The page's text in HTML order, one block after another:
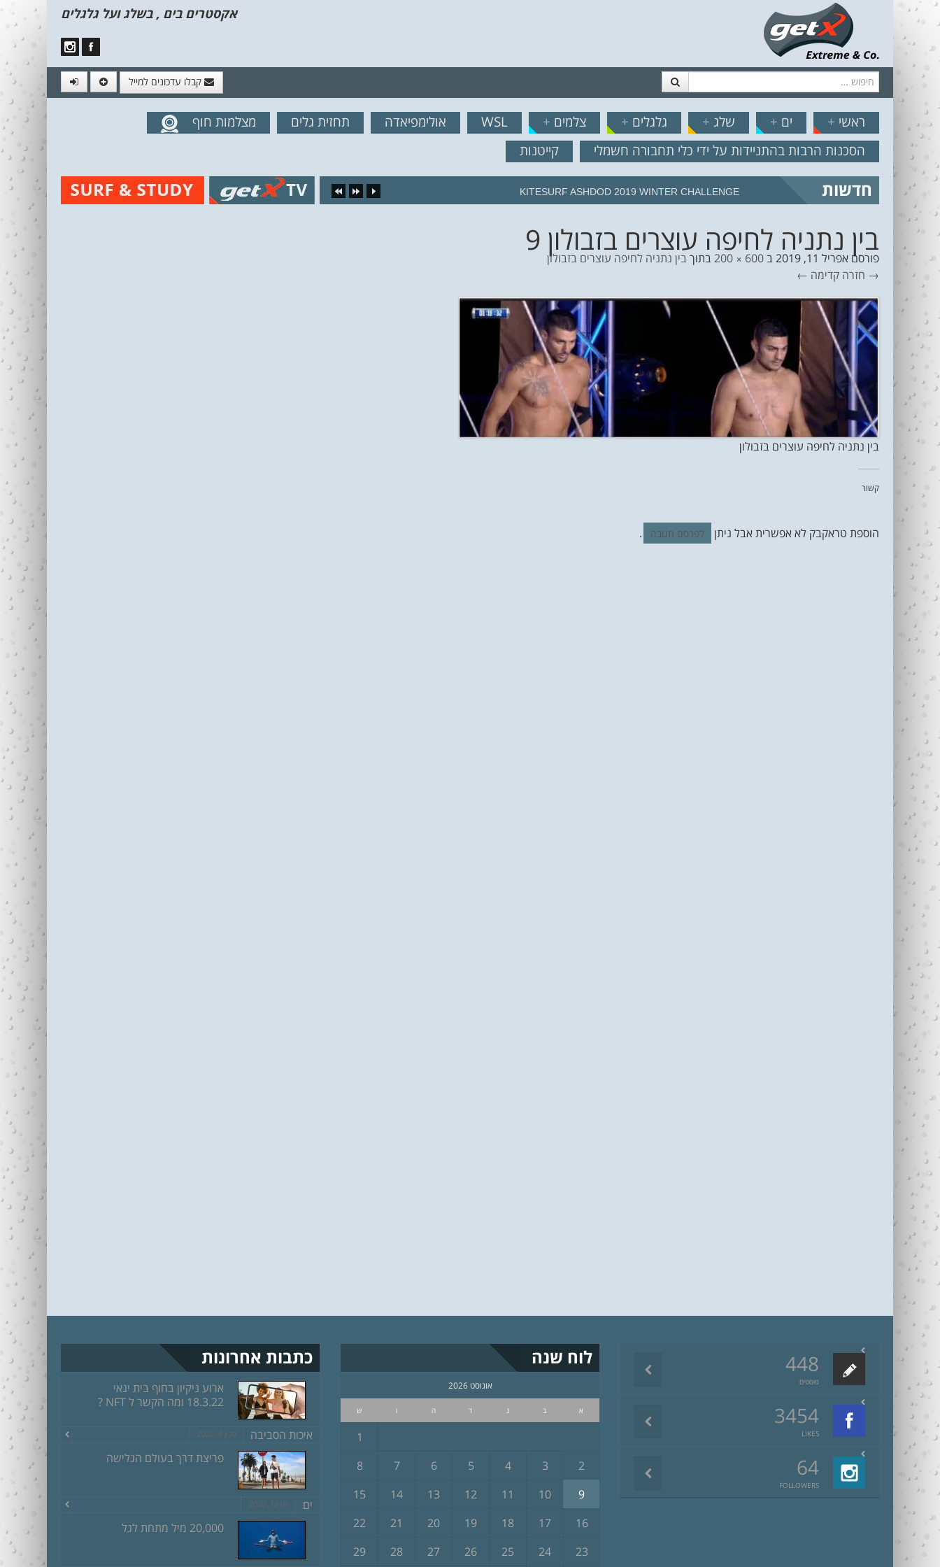
אקסטרים בים , בשלג ועל גלגלים
חיפוש קבלו עדכונים למייל
// הצטרף לרשימת תפוצה!נשמח לשלוח לך עדכונים חמים מהאתר תפריט
דלג לתוכן
ראשי + ים + שלג + גלגלים + צלמים +
WSL אולימפיאדה תחזית גלים
מצלמות חוף
הסכנות הרבות בהתניידות על ידי כלי תחבורה חשמלי
קייטנות
חדשות מצב הים והרוח – תחזית גלים 16.2.18
בין נתניה לחיפה עוצרים בזבולון 9
פורסם אפריל 11, 2019 ב600 × 200 בתוךבין נתניה לחיפה עוצרים בזבולון
→ חזרה קדימה ←
בין נתניה לחיפה עוצרים בזבולון
קשור
הוספת טראקבק לא אפשרית אבל ניתן לפרסם תגובה .
448
פוסטים
3454
LIKES
64
FOLLOWERS
לוח שנה
אוגוסט 2026
א ב ג ד ה ו ש
1
2
3
4
5
6
7
8
9
10
11
12
13
14
15
16
17
18
19
20
21
22
23
24
25
26
27
28
29
כתבות אחרונות
ארוע ניקיון בחוף בית ינאי
18.3.22 ומה הקשר ל NFT ?
איכות הסביבה מרץ 8, 2022
פריצת דרך בעולם הגלישה
ים יוני 18, 2020
20,000 מיל מתחת לגל